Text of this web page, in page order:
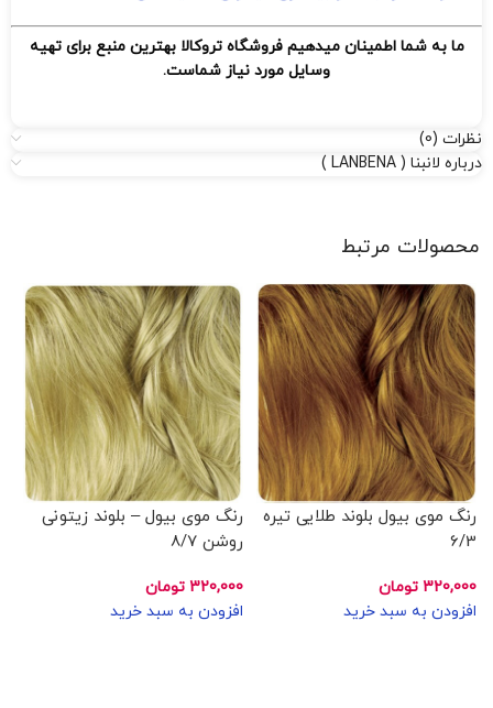
ما به شما اطمینان میدهیم فروشگاه تروکالا بهترین منبع برای تهیه
وسایل مورد نیاز شماست.
نظرات (0)
درباره لانبنا ( LANBENA )
محصولات مرتبط
رنگ موی بیول بلوند طلایی تیره
6/3
320,000 تومان
افزودن به سبد خرید
رنگ موی بیول – بلوند زیتونی
روشن 8/7
320,000 تومان
افزودن به سبد خرید